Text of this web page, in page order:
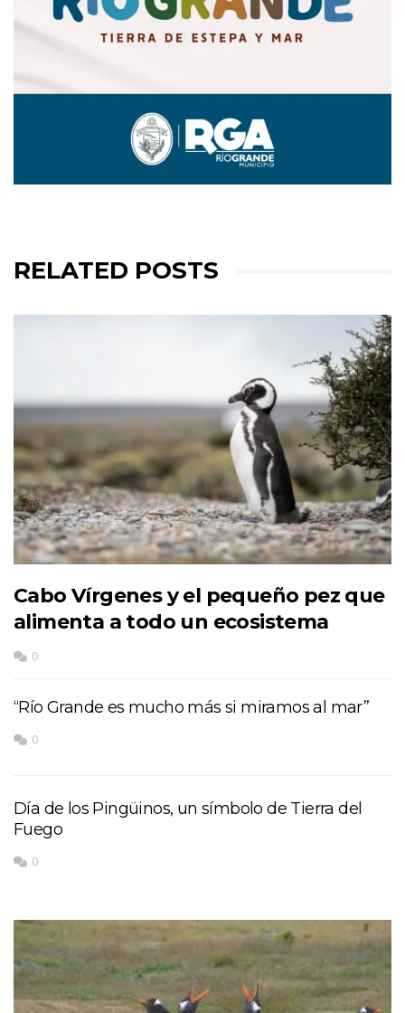
RELATED POSTS
Cabo Vírgenes y el pequeño pez que
alimenta a todo un ecosistema
0
“Río Grande es mucho más si miramos al mar”
0
Día de los Pingüinos, un símbolo de Tierra del
Fuego
0